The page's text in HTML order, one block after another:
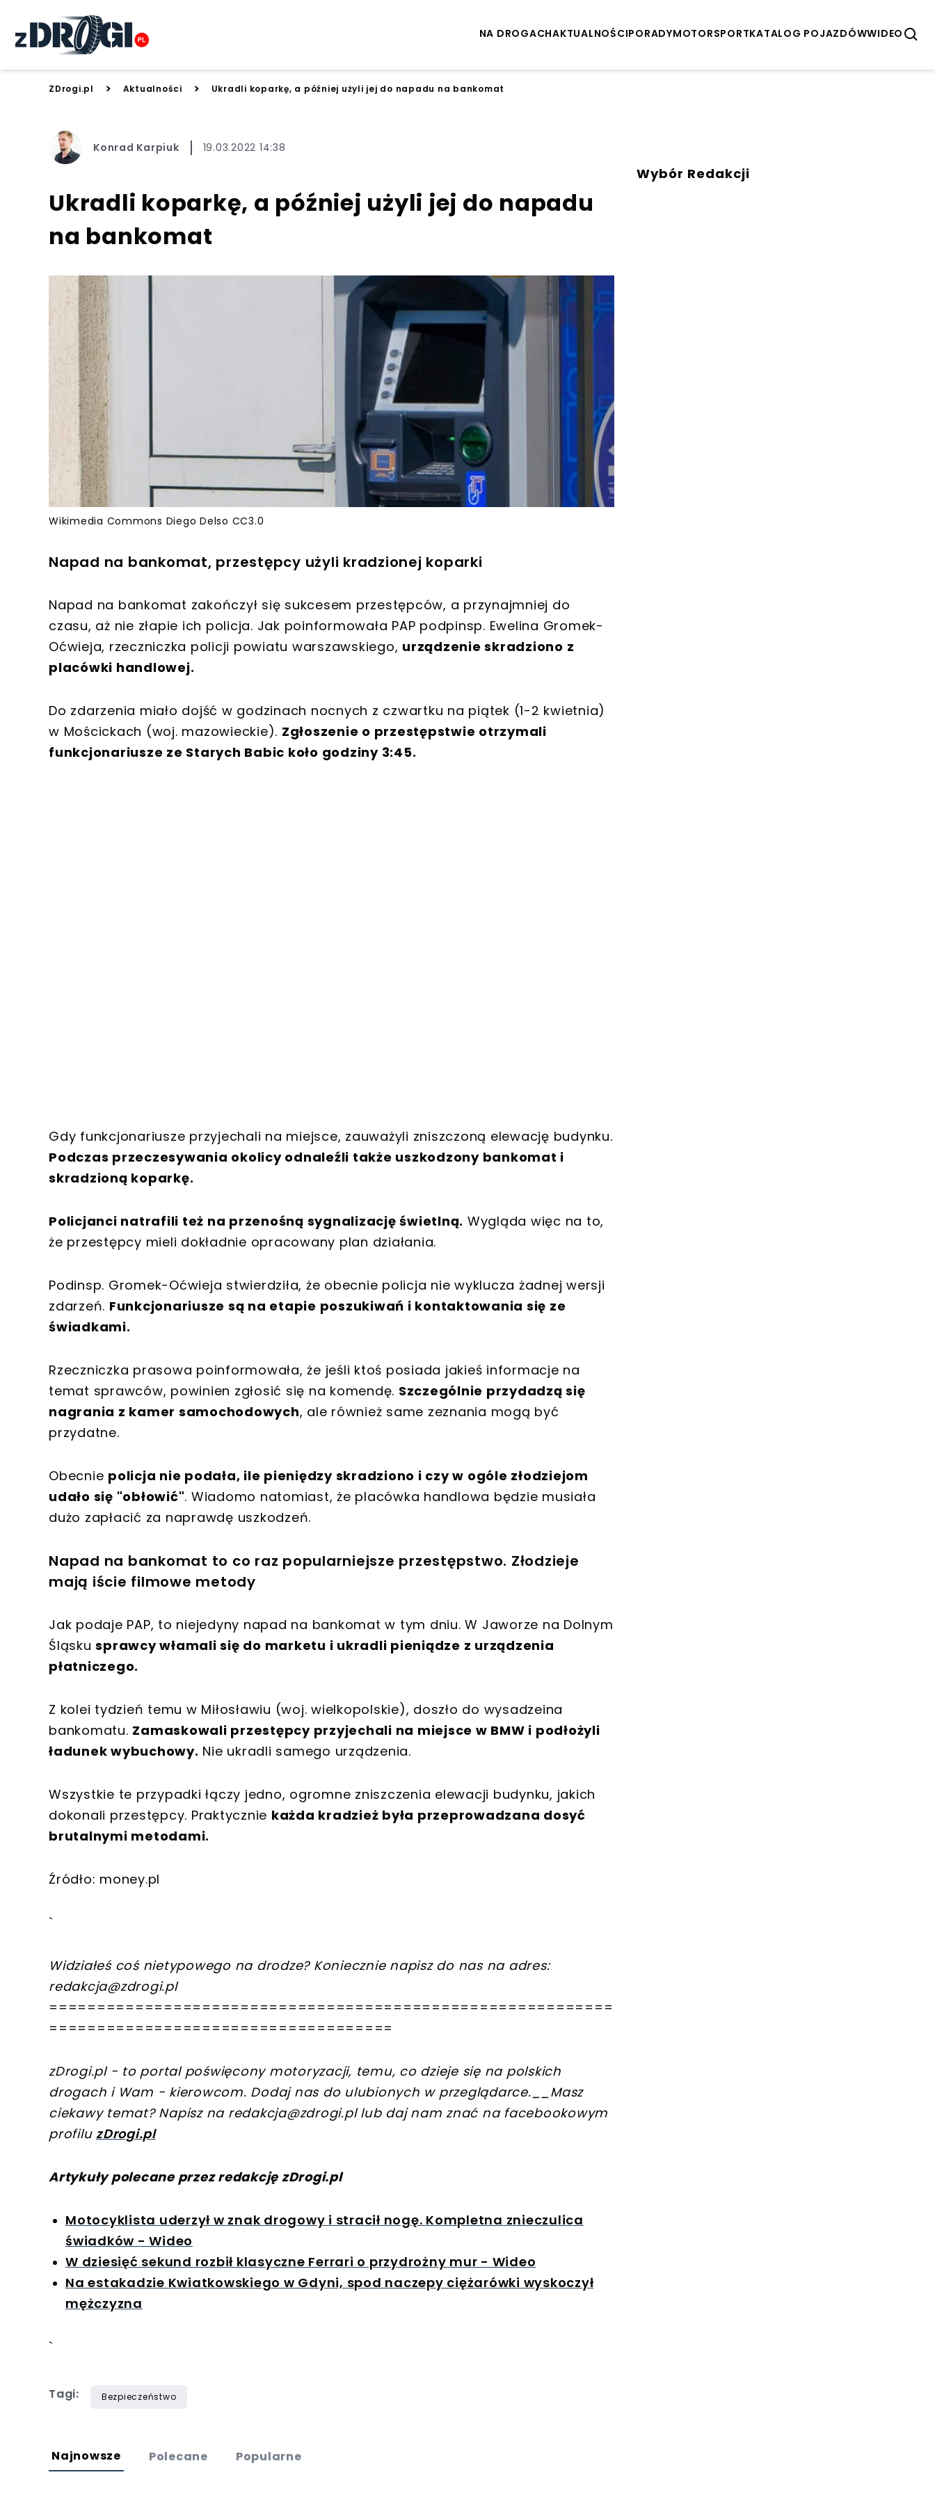
NA DROGACHAKTUALNOŚCIPORADYMOTORSPORTKATALOG POJAZDÓWWIDEO
ZDrogi.pl > Aktualności > Ukradli koparkę, a później użyli jej do napadu na bankomat
Konrad Karpiuk 19.03.2022 14:38
Ukradli koparkę, a później użyli jej do napadu
na bankomat
Wikimedia Commons Diego Delso CC3.0
Napad na bankomat, przestępcy użyli kradzionej koparki
Napad na bankomat zakończył się sukcesem przestępców, a przynajmniej do
czasu, aż nie złapie ich policja. Jak poinformowała PAP podpinsp. Ewelina Gromek-
Oćwieja, rzeczniczka policji powiatu warszawskiego, urządzenie skradziono z
placówki handlowej.
Do zdarzenia miało dojść w godzinach nocnych z czwartku na piątek (1-2 kwietnia)
w Mościckach (woj. mazowieckie). Zgłoszenie o przestępstwie otrzymali
funkcjonariusze ze Starych Babic koło godziny 3:45.
Gdy funkcjonariusze przyjechali na miejsce, zauważyli zniszczoną elewację budynku.
Podczas przeczesywania okolicy odnaleźli także uszkodzony bankomat i
skradzioną koparkę.
Policjanci natrafili też na przenośną sygnalizację świetlną. Wygląda więc na to,
że przestępcy mieli dokładnie opracowany plan działania.
Podinsp. Gromek-Oćwieja stwierdziła, że obecnie policja nie wyklucza żadnej wersji
zdarzeń. Funkcjonariusze są na etapie poszukiwań i kontaktowania się ze
świadkami.
Rzeczniczka prasowa poinformowała, że jeśli ktoś posiada jakieś informacje na
temat sprawców, powinien zgłosić się na komendę. Szczególnie przydadzą się
nagrania z kamer samochodowych, ale również same zeznania mogą być
przydatne.
Obecnie policja nie podała, ile pieniędzy skradziono i czy w ogóle złodziejom
udało się "obłowić". Wiadomo natomiast, że placówka handlowa będzie musiała
dużo zapłacić za naprawdę uszkodzeń.
Napad na bankomat to co raz popularniejsze przestępstwo. Złodzieje
mają iście filmowe metody
Jak podaje PAP, to niejedyny napad na bankomat w tym dniu. W Jaworze na Dolnym
Śląskusprawcy włamali się do marketu i ukradli pieniądze z urządzenia
płatniczego.
Z kolei tydzień temu w Miłosławiu (woj. wielkopolskie), doszło do wysadzeina
bankomatu. Zamaskowali przestępcy przyjechali na miejsce w BMW i podłożyli
ładunek wybuchowy. Nie ukradli samego urządzenia.
Wszystkie te przypadki łączy jedno, ogromne zniszczenia elewacji budynku, jakich
dokonali przestępcy. Praktycznie każda kradzież była przeprowadzana dosyć
brutalnymi metodami.
Źródło: money.pl
`
Widziałeś coś nietypowego na drodze? Koniecznie napisz do nas na adres:
redakcja@zdrogi.pl
===========================================================
====================================
zDrogi.pl - to portal poświęcony motoryzacji, temu, co dzieje się na polskich
drogach i Wam - kierowcom. Dodaj nas do ulubionych w przeglądarce. __Masz
ciekawy temat? Napisz na redakcja@zdrogi.pllub daj nam znać na facebookowym
profilu zDrogi.pl
Artykuły polecane przez redakcję zDrogi.pl
Motocyklista uderzył w znak drogowy i stracił nogę. Kompletna znieczulica
świadków - Wideo
W dziesięć sekund rozbił klasyczne Ferrari o przydrożny mur - Wideo
Na estakadzie Kwiatkowskiego w Gdyni, spod naczepy ciężarówki wyskoczył
mężczyzna
`
Tagi: Bezpieczeństwo
Wybór Redakcji
Najnowsze Polecane Popularne